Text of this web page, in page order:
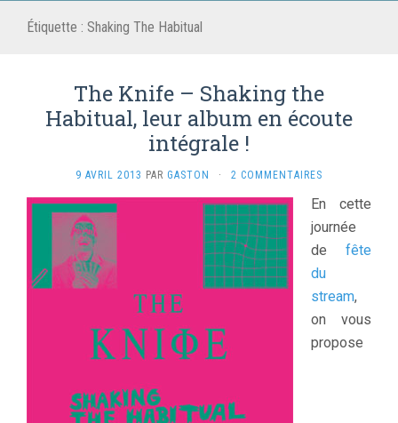
Étiquette : Shaking The Habitual
The Knife – Shaking the
Habitual, leur album en écoute
intégrale !
9 AVRIL 2013 PAR GASTON · 2 COMMENTAIRES
En cette
journée
de fête
du
stream,
on vous
propose